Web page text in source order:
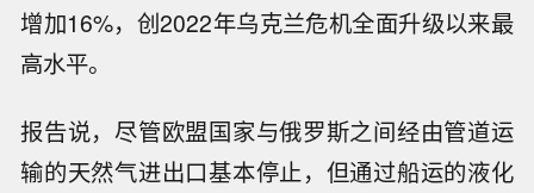
增加16%，创2022年乌克兰危机全面升级以来最
高水平。
报告说，尽管欧盟国家与俄罗斯之间经由管道运
输的天然气进出口基本停止，但通过船运的液化